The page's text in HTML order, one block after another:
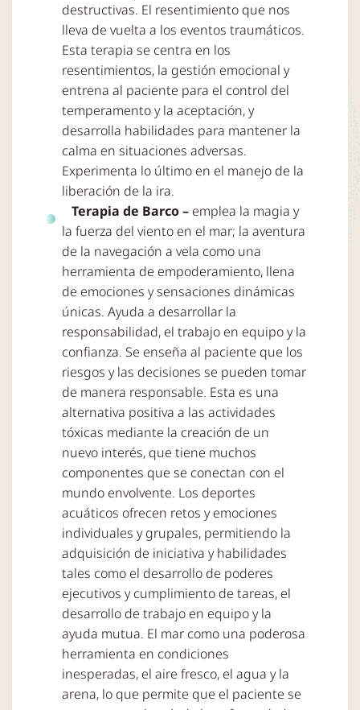
destructivas. El resentimiento que nos
lleva de vuelta a los eventos traumáticos.
Esta terapia se centra en los
resentimientos, la gestión emocional y
entrena al paciente para el control del
temperamento y la aceptación, y
desarrolla habilidades para mantener la
calma en situaciones adversas.
Experimenta lo último en el manejo de la
liberación de la ira.
Terapia de Barco – emplea la magia y
la fuerza del viento en el mar; la aventura
de la navegación a vela como una
herramienta de empoderamiento, llena
de emociones y sensaciones dinámicas
únicas. Ayuda a desarrollar la
responsabilidad, el trabajo en equipo y la
confianza. Se enseña al paciente que los
riesgos y las decisiones se pueden tomar
de manera responsable. Esta es una
alternativa positiva a las actividades
tóxicas mediante la creación de un
nuevo interés, que tiene muchos
componentes que se conectan con el
mundo envolvente. Los deportes
acuáticos ofrecen retos y emociones
individuales y grupales, permitiendo la
adquisición de iniciativa y habilidades
tales como el desarrollo de poderes
ejecutivos y cumplimiento de tareas, el
desarrollo de trabajo en equipo y la
ayuda mutua. El mar como una poderosa
herramienta en condiciones
inesperadas, el aire fresco, el agua y la
arena, lo que permite que el paciente se